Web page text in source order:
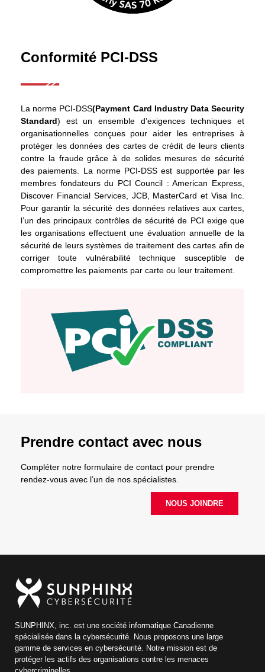
Conformité PCI-DSS
La norme PCI-DSS(Payment Card Industry Data Security
Standard) est un ensemble d’exigences techniques et
organisationnelles conçues pour aider les entreprises à
protéger les données des cartes de crédit de leurs clients
contre la fraude grâce à de solides mesures de sécurité
des paiements. La norme PCI-DSS est supportée par les
membres fondateurs du PCI Council : American Express,
Discover Financial Services, JCB, MasterCard et Visa Inc.
Pour garantir la sécurité des données relatives aux cartes,
l’un des principaux contrôles de sécurité de PCI exige que
les organisations effectuent une évaluation annuelle de la
sécurité de leurs systèmes de traitement des cartes afin de
corriger toute vulnérabilité technique susceptible de
compromettre les paiements par carte ou leur traitement.
Prendre contact avec nous
Compléter notre formulaire de contact pour prendre
rendez-vous avec l’un de nos spécialistes.
NOUS JOINDRE
SUNPHINX, inc. est une société informatique Canadienne
spécialisée dans la cybersécurité. Nous proposons une large
gamme de services en cybersécurité. Notre mission est de
protéger les actifs des organisations contre les menaces